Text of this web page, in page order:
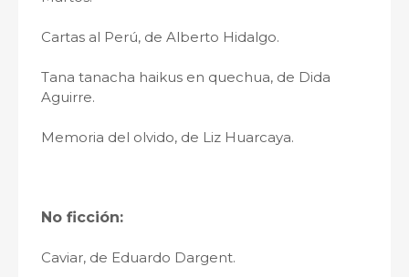
Cartas al Perú, de Alberto Hidalgo.
Tana tanacha haikus en quechua, de Dida
Aguirre.
Memoria del olvido, de Liz Huarcaya.
No ficción:
Caviar, de Eduardo Dargent.